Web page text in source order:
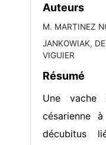
Auteurs
M. MARTINEZ
JANKOWIAK,
VIGUIER
Résumé
Une vache
césarienne
décubitus